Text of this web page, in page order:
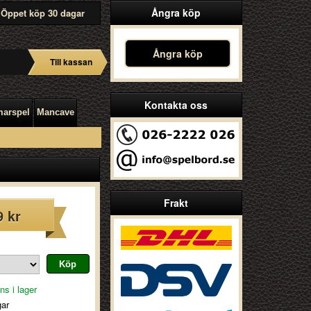
Öppet köp 30 dagar
Till kassan
Mancave
Ångra köp
Ångra köp
Kontakta oss
Frakt
kr
i lager